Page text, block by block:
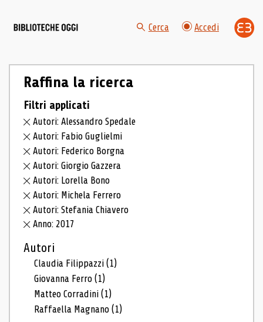
Cerca Accedi
Raffina la ricerca
Filtri applicati
Autori: Alessandro Spedale
Autori: Fabio Guglielmi
Autori: Federico Borgna
Autori: Giorgio Gazzera
Autori: Lorella Bono
Autori: Michela Ferrero
Autori: Stefania Chiavero
Anno: 2017
Autori
Claudia Filippazzi(1)
Giovanna Ferro(1)
Matteo Corradini(1)
Raffaella Magnano(1)